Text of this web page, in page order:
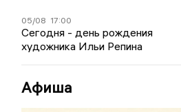
05/08 17:00
Сегодня - день рождения
художника Ильи Репина
Афиша